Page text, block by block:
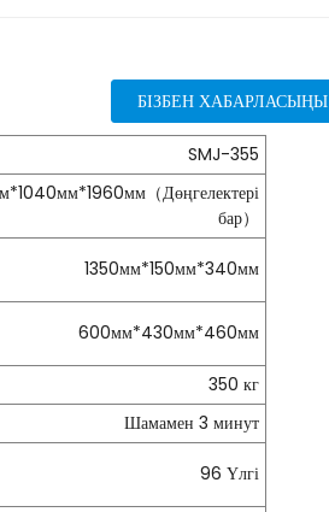
БІЗБЕН ХАБАРЛАСЫҢЫ
SMJ-355
（Дөңгелектері
бар）
1350мм*150мм*340мм
600мм*430мм*460мм
350 кг
Шамамен 3 минут
96 Үлгі